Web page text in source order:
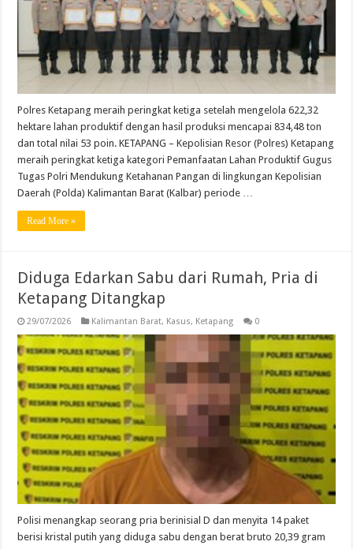
Polres Ketapang meraih peringkat ketiga setelah mengelola 622,32
hektare lahan produktif dengan hasil produksi mencapai 834,48 ton
dan total nilai 53 poin. KETAPANG – Kepolisian Resor (Polres) Ketapang
meraih peringkat ketiga kategori Pemanfaatan Lahan Produktif Gugus
Tugas Polri Mendukung Ketahanan Pangan di lingkungan Kepolisian
Daerah (Polda) Kalimantan Barat (Kalbar) periode …
Read More »
Diduga Edarkan Sabu dari Rumah, Pria di
Ketapang Ditangkap
29/07/2026 Kalimantan Barat, Kasus, Ketapang 0
Polisi menangkap seorang pria berinisial D dan menyita 14 paket
berisi kristal putih yang diduga sabu dengan berat bruto 20,39 gram